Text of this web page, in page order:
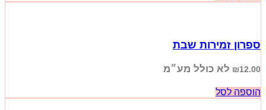
ספרון זמירות שבת
₪12.00 לא כולל מע״מ
הוספה לסל